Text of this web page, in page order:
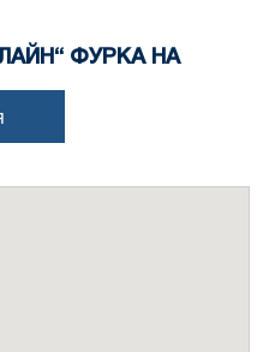
ФУРКА НА